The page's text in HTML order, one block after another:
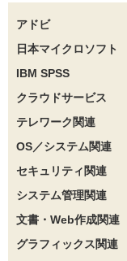
アドビ
日本マイクロソフト
IBM SPSS
クラウドサービス
テレワーク関連
OS／システム関連
セキュリティ関連
システム管理関連
文書・Web作成関連
グラフィックス関連